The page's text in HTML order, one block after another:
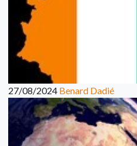
27/08/2024 Benard Dadié